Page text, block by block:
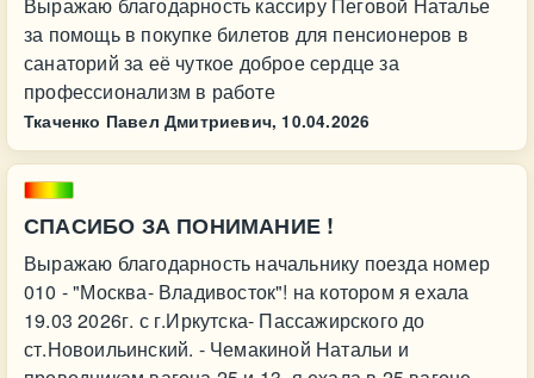
за помощь в покупке билетов для пенсионеров в
санаторий за её чуткое доброе сердце за
профессионализм в работе
Ткаченко Павел Дмитриевич, 10.04.2026
СПАСИБО ЗА ПОНИМАНИЕ !
Выражаю благодарность начальнику поезда номер
010 - "Москва- Владивосток"! на котором я ехала
19.03 2026г. с г.Иркутска- Пассажирского до
ст.Новоильинский. - Чемакиной Натальи и